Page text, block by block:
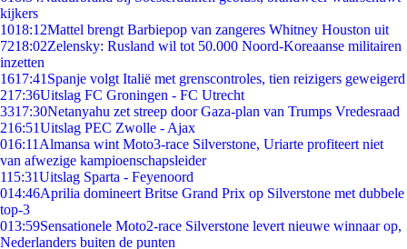
kijkers
1018:12Mattel brengt Barbiepop van zangeres Whitney Houston uit
7218:02Zelensky: Rusland wil tot 50.000 Noord-Koreaanse militairen
inzetten
1617:41 Spanje volgt Italië met grenscontroles, tien reizigers geweigerd
217:36Uitslag FC Groningen - FC Utrecht
3317:30Netanyahu zet streep door Gaza-plan van Trumps Vredesraad
216:51Uitslag PEC Zwolle - Ajax
016:11 Almansa wint Moto3-race Silverstone, Uriarte profiteert niet
van afwezige kampioenschapsleider
115:31Uitslag Sparta - Feyenoord
014:46Aprilia domineert Britse Grand Prix op Silverstone met dubbele
top-3
013:59Sensationele Moto2-race Silverstone levert nieuwe winnaar op,
Nederlanders buiten de punten